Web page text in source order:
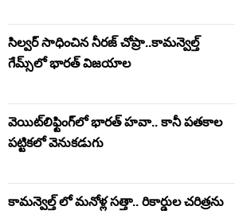
సిల్వర్ సాధించిన నీరజ్ చోప్రా..కామన్వెల్త్
గేమ్స్‌లో భారత్ విజయాల
వెయిట్‌లిఫ్టింగ్‌లో భారత్ హవా.. కానీ పతకాల
పట్టికలో వెనుకడుగు
కామన్వెల్త్ లో మనోళ్ల సత్తా.. రికార్డుల చరిత్రను